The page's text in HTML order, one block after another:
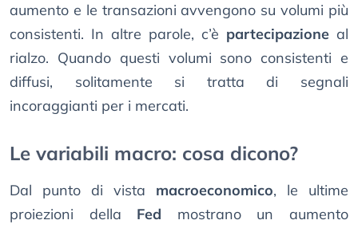
aumento e le transazioni avvengono su volumi più
consistenti. In altre parole, c’è partecipazione al
rialzo. Quando questi volumi sono consistenti e
diffusi, solitamente si tratta di segnali
incoraggianti per i mercati.
Le variabili macro: cosa dicono?
Dal punto di vista macroeconomico, le ultime
proiezioni della Fed mostrano un aumento